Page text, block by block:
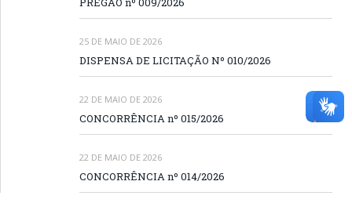
25 DE MAIO DE 2026
DISPENSA DE LICITAÇÃO Nº 010/2026
22 DE MAIO DE 2026
CONCORRÊNCIA nº 015/2026
22 DE MAIO DE 2026
CONCORRÊNCIA nº 014/2026